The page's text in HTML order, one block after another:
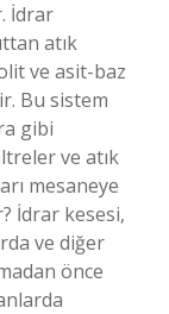
İdrar
atık
ve asit-baz
Bu sistem
gibi
ve atık
mesaneye
İdrar kesesi,
ve diğer
önce